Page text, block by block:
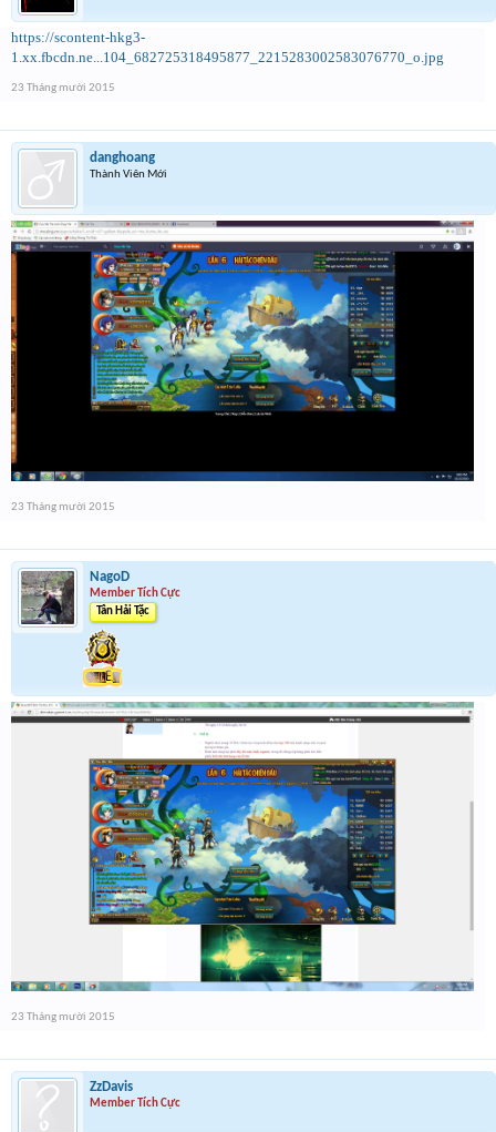
https://scontent-hkg3-
1.xx.fbcdn.ne...104_682725318495877_2215283002583076770_o.jpg
23 Tháng mười 2015
danghoang
Thành Viên Mới
23 Tháng mười 2015
NagoD
Member Tích Cực
Tân Hải Tặc
23 Tháng mười 2015
ZzDavis
Member Tích Cực